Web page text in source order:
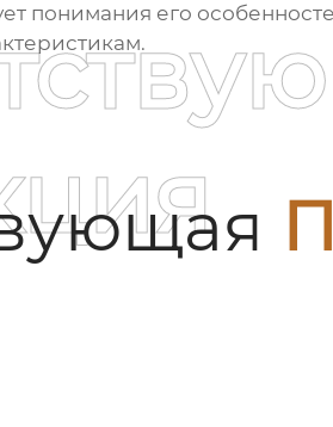
понимания его